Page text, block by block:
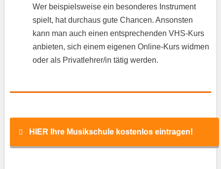
Wer beispielsweise ein besonderes Instrument
spielt, hat durchaus gute Chancen. Ansonsten
kann man auch einen entsprechenden VHS-Kurs
anbieten, sich einem eigenen Online-Kurs widmen
oder als Privatlehrer/in tätig werden.
HIER Ihre Musikschule kostenlos eintragen!